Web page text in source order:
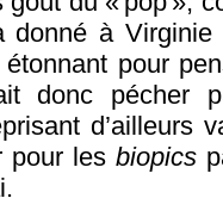
donné à
pour
donc pécher
d’ailleurs
pour les biopics